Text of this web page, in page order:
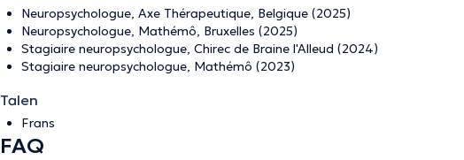
Neuropsychologue, Axe Thérapeutique, Belgique (2025)
Neuropsychologue, Mathémô, Bruxelles (2025)
Stagiaire neuropsychologue, Chirec de Braine l'Alleud (2024)
Stagiaire neuropsychologue, Mathémô (2023)
Talen
Frans
FAQ